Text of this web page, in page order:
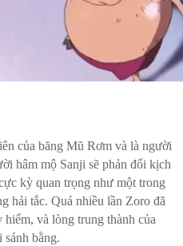
của băng Mũ Rơm và là người
hâm mộ Sanji sẽ phản đối kịch
kỳ quan trọng như một trong
hải tắc. Quá nhiều lần Zoro đã
và lòng trung thành của
bằng.